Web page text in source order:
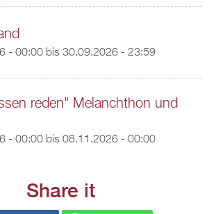
- 00:00bis 30.09.2026 - 23:59
reden" Melanchthon und
- 00:00bis 08.11.2026 - 00:00
Share it